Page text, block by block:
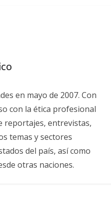
en mayo de 2007. Con
con la ética profesional
reportajes, entrevistas,
temas y sectores
del país, así como
otras naciones.